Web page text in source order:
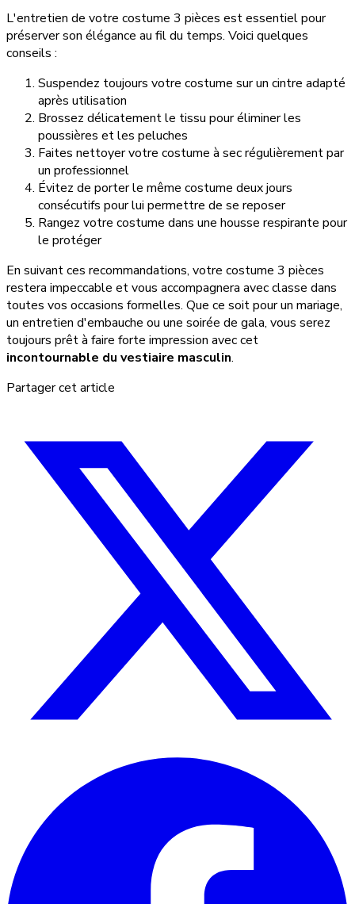
L'entretien de votre costume 3 pièces est essentiel pour
préserver son élégance au fil du temps. Voici quelques
conseils :
Suspendez toujours votre costume sur un cintre adapté
après utilisation
Brossez délicatement le tissu pour éliminer les
poussières et les peluches
Faites nettoyer votre costume à sec régulièrement par
un professionnel
Évitez de porter le même costume deux jours
consécutifs pour lui permettre de se reposer
Rangez votre costume dans une housse respirante pour
le protéger
En suivant ces recommandations, votre costume 3 pièces
restera impeccable et vous accompagnera avec classe dans
toutes vos occasions formelles. Que ce soit pour un mariage,
un entretien d'embauche ou une soirée de gala, vous serez
toujours prêt à faire forte impression avec cet
incontournable du vestiaire masculin.
Partager cet article